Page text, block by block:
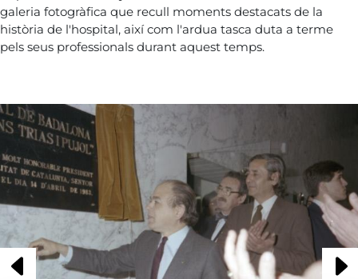
galeria fotogràfica que recull moments destacats de la
història de l'hospital, així com l'ardua tasca duta a terme
pels seus professionals durant aquest temps.